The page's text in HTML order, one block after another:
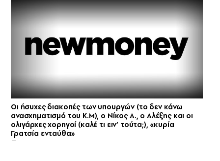
Οι ήσυχες διακοπές των υπουργών (το δεν κάνω
ανασχηματισμό του Κ.Μ), ο Νίκος Α., ο Αλέξης και οι
ολιγάρχες χορηγοί (καλέ τι ειν’ τούτα;), «κυρία
Γρατσία ενταύθα»